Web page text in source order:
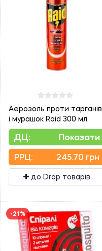
Аерозоль проти тарганів
і мурашок Raid 300 мл
ДЦ: Показати
PPЦ: 245.70 грн
до Drop товарів
-21%